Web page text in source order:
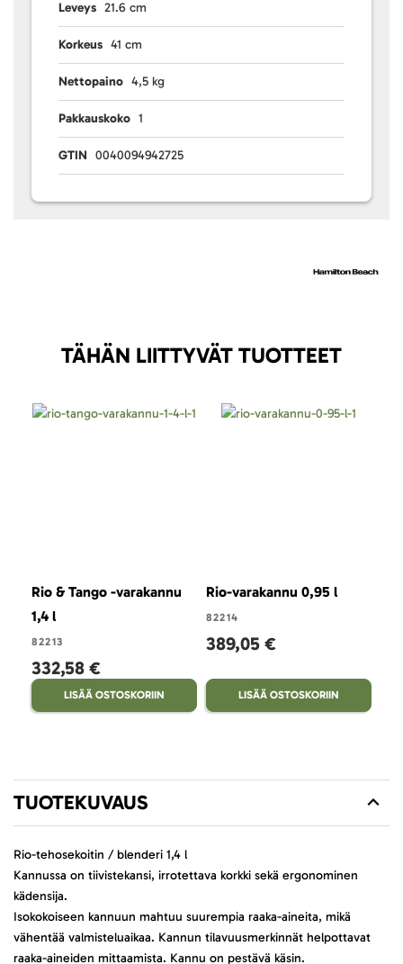
Leveys 21.6 cm
Korkeus 41 cm
Nettopaino 4,5 kg
Pakkauskoko 1
GTIN 0040094942725
TÄHÄN LIITTYVÄT TUOTTEET
Rio & Tango -varakannu
1,4 l
82213
332,58 €
LISÄÄ OSTOSKORIIN
Rio-varakannu 0,95 l
82214
389,05 €
LISÄÄ OSTOSKORIIN
TUOTEKUVAUS
Rio-tehosekoitin / blenderi 1,4 l
Kannussa on tiivistekansi, irrotettava korkki sekä ergonominen
kädensija.
Isokokoiseen kannuun mahtuu suurempia raaka-aineita, mikä
vähentää valmisteluaikaa. Kannun tilavuusmerkinnät helpottavat
raaka-aineiden mittaamista. Kannu on pestävä käsin.